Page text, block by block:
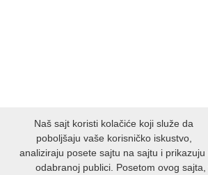
Naš sajt koristi kolačiće koji služe da
poboljšaju vaše korisničko iskustvo,
analiziraju posete sajtu na sajtu i
odabranoj publici. Posetom ovog